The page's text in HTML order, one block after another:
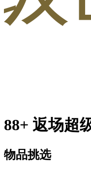
88+ 返场超
物品挑选